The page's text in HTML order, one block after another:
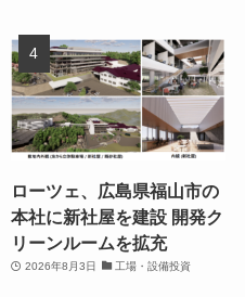
ローツェ、広島県福山市の
本社に新社屋を建設 開発ク
リーンルームを拡充
2026年8月3日 工場・設備投資